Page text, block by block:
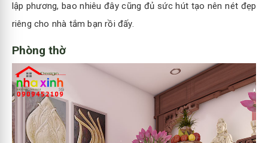
lập phương, bao nhiêu đây cũng đủ sức hút tạo nên nét đẹp
riêng cho nhà tắm bạn rồi đấy.
Phòng thờ